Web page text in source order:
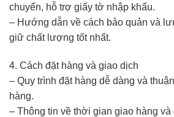
chuyển, hỗ trợ giấy tờ nhập khẩu.
– Hướng dẫn về cách bảo quản và
giữ chất lượng tốt nhất.
4. Cách đặt hàng và giao dịch
– Quy trình đặt hàng dễ dàng và
hàng.
– Thông tin về thời gian giao hàng